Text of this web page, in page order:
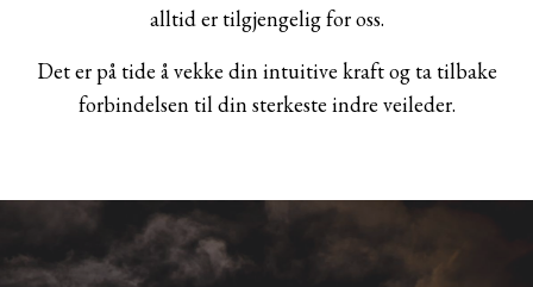
alltid er tilgjengelig for oss.
Det er på tide å vekke din intuitive kraft og ta tilbake
forbindelsen til din sterkeste indre veileder.